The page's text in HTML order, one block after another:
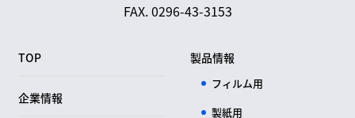
FAX. 0296-43-3153
TOP
企業情報
製品情報
フィルム用
製紙用